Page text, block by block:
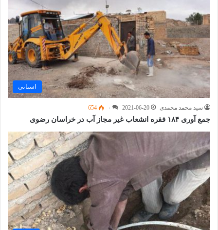
استانی
سید محمد محمدی 2021-06-20 ۰ 654
جمع آوری ۱۸۴ فقره انشعاب غیر مجاز آب در خراسان رضوی